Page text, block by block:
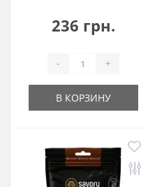
236 грн.
- +
В КОРЗИНУ